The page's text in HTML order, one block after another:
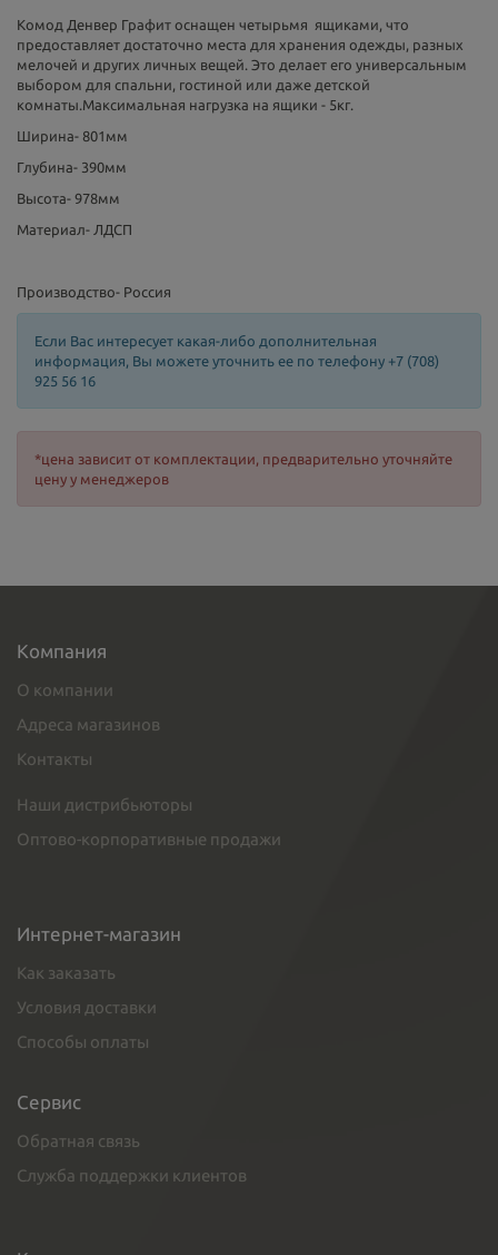
Комод Денвер Графит оснащен четырьмя ящиками, что
предоставляет достаточно места для хранения одежды, разных
мелочей и других личных вещей. Это делает его универсальным
выбором для спальни, гостиной или даже детской
комнаты.Максимальная нагрузка на ящики - 5кг.
Ширина- 801мм
Глубина- 390мм
Высота- 978мм
Материал- ЛДСП
Производство- Россия
Если Вас интересует какая-либо дополнительная
информация, Вы можете уточнить ее по телефону +7 (708)
925 56 16
*цена зависит от комплектации, предварительно уточняйте
цену у менеджеров
Компания
О компании
Адреса магазинов
Контакты
Наши дистрибьюторы
Оптово-корпоративные продажи
Интернет-магазин
Как заказать
Условия доставки
Способы оплаты
Сервис
Обратная связь
Служба поддержки клиентов